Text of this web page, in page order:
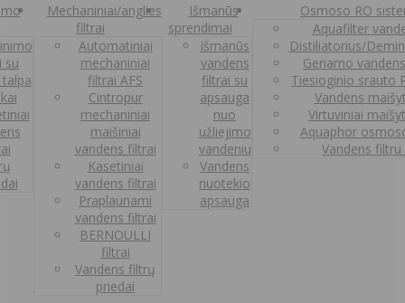
su
Mechaniniai/anglies
filtrai
Automatiniai
mechaniniai
filtrai AFS
Cintropur
mechaniniai
maišiniai
vandens filtrai
Kasetiniai
vandens filtrai
Praplaunami
vandens filtrai
BERNOULLI
filtrai
Vandens filtrų
priedai
Išmanūs
sprendimai
Išmanūs
vandens
filtrai su
apsauga
nuo
užliejimo
vandeniu
Vandens
nuotekio
apsauga
Osmoso RO
Aquafilter
Distiliatorius/
Geriamo
Tiesioginio srauto
Vandens
Virtuviniai
Aquaphor
Vandens filtru